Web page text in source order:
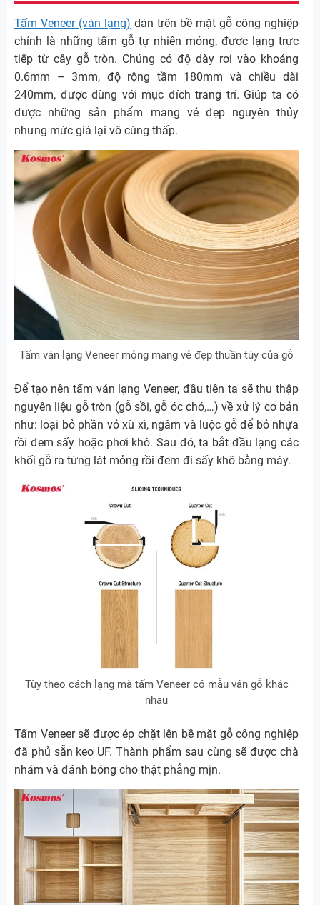
Tấm Veneer (ván lạng) dán trên bề mặt gỗ công nghiệp
chính là những tấm gỗ tự nhiên mỏng, được lạng trực
tiếp từ cây gỗ tròn. Chúng có độ dày rơi vào khoảng
0.6mm – 3mm, độ rộng tầm 180mm và chiều dài
240mm, được dùng với mục đích trang trí. Giúp ta có
được những sản phẩm mang vẻ đẹp nguyên thủy
nhưng mức giá lại vô cùng thấp.
Tấm ván lạng Veneer mỏng mang vẻ đẹp thuần túy của gỗ
Để tạo nên tấm ván lạng Veneer, đầu tiên ta sẽ thu thập
nguyên liệu gỗ tròn (gỗ sồi, gỗ óc chó,…) về xử lý cơ bản
như: loại bỏ phần vỏ xù xì, ngâm và luộc gỗ để bỏ nhựa
rồi đem sấy hoặc phơi khô. Sau đó, ta bắt đầu lạng các
khối gỗ ra từng lát mỏng rồi đem đi sấy khô bằng máy.
Tùy theo cách lạng mà tấm Veneer có mẫu vân gỗ khác
nhau
Tấm Veneer sẽ được ép chặt lên bề mặt gỗ công nghiệp
đã phủ sẵn keo UF. Thành phẩm sau cùng sẽ được chà
nhám và đánh bóng cho thật phẳng mịn.